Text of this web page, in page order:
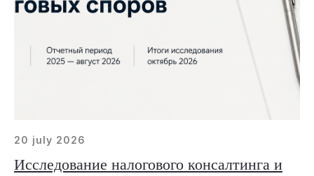
20 july 2026
Исследование налогового консалтинга и